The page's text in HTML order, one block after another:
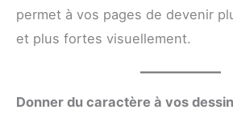
permet à vos pages de devenir
et plus fortes visuellement.
Donner du caractère à vos